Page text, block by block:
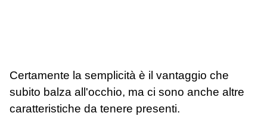
Certamente la semplicità è il vantaggio che
subito balza all'occhio, ma ci sono anche altre
caratteristiche da tenere presenti.